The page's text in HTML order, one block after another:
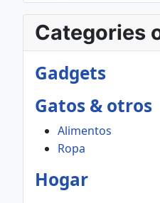
Categories
Gadgets
Gatos & otros
Alimentos
Ropa
Hogar